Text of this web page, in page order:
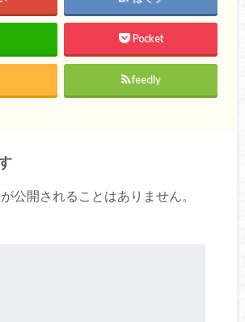
Pocket
feedly
公開されることはありません。